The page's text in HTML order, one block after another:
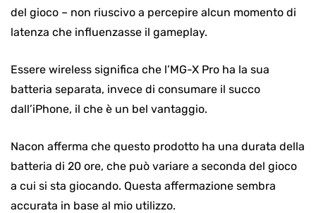
del gioco – non riuscivo a percepire alcun momento di
latenza che influenzasse il gameplay.
Essere wireless significa che l’MG-X Pro ha la sua
batteria separata, invece di consumare il succo
dall’iPhone, il che è un bel vantaggio.
Nacon afferma che questo prodotto ha una durata della
batteria di 20 ore, che può variare a seconda del gioco
a cui si sta giocando. Questa affermazione sembra
accurata in base al mio utilizzo.